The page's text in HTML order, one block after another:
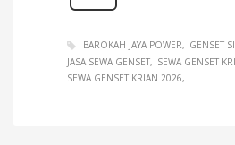
BAROKAH JAYA POWER
GENSET
JASA SEWA GENSET
SEWA GENSET
SEWA GENSET KRIAN 2026